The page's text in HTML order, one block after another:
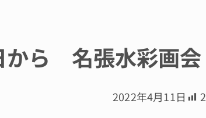
ら 名張水彩画会
2022年4月11日 2